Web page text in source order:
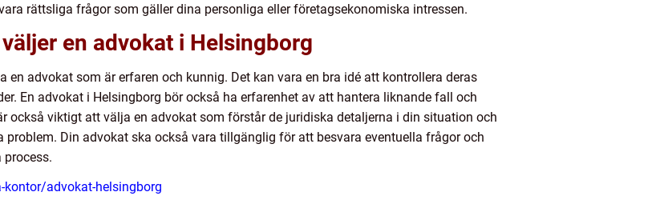
rättsliga frågor som gäller dina personliga eller företagsekonomiska intressen.
en advokat i Helsingborg
advokat som är erfaren och kunnig. Det kan vara en bra idé att kontrollera deras
En advokat i Helsingborg bör också ha erfarenhet av att hantera liknande fall och
också viktigt att välja en advokat som förstår de juridiska detaljerna i din situation och
Din advokat ska också vara tillgänglig för att besvara eventuella frågor och
advokat-helsingborg